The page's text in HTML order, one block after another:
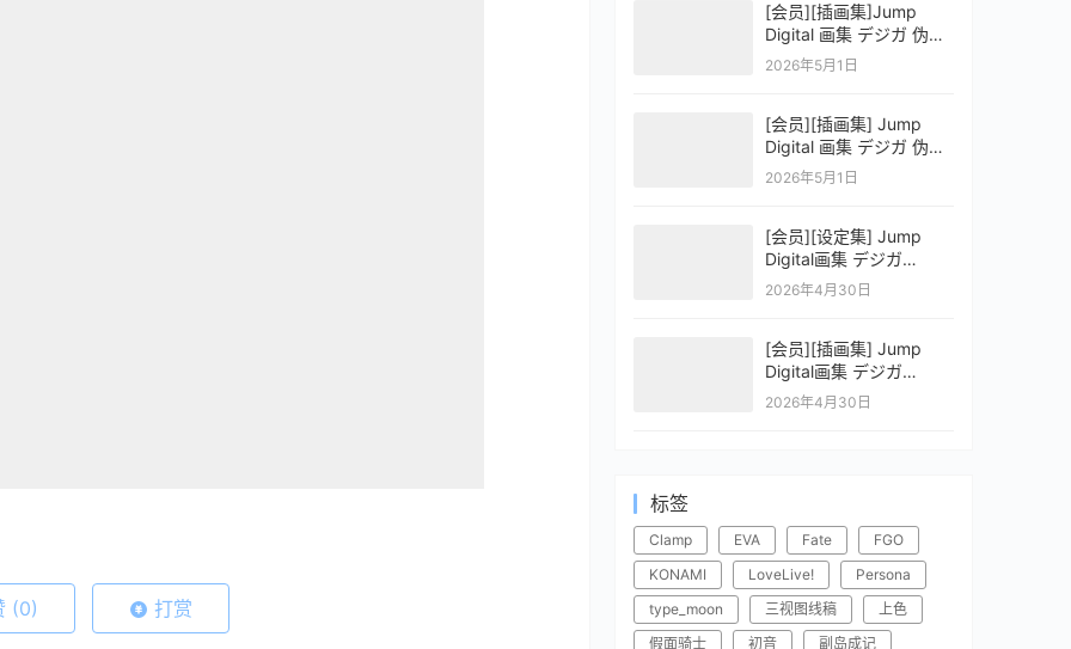
(0) 打赏
[会员][插画集]Jump
Digital 画集 デジガ 伪恋
ニセコイ 2
2026年5月1日
[会员][插画集] Jump
Digital 画集 デジガ 伪恋
ニセコイ 1
2026年5月1日
[会员][设定集] Jump
Digital画集 デジガ
CLAYMORE 2
2026年4月30日
[会员][插画集] Jump
Digital画集 デジガ
CLAYMORE 1
2026年4月30日
标签
Clamp EVA Fate
FGO
KONAMI
LoveLive!
Persona
type_moon
三视图线稿
上色
假面骑士
初音
副岛成记